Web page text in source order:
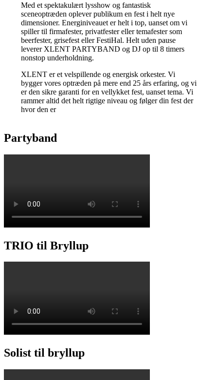
Med et spektakulært lysshow og fantastisk
sceneoptræden oplever publikum en fest i helt nye
dimensioner. Energiniveauet er helt i top, uanset om vi
spiller til firmafester, privatfester eller temafester som
beerfester, grisefest eller FestiHal. Helt uden pause
leverer XLENT PARTYBAND og DJ op til 8 timers
nonstop underholdning.
XLENT er et velspillende og energisk orkester. Vi
bygger vores optræden på mere end 25 års erfaring, og vi
er den sikre garanti for en vellykket fest, uanset tema. Vi
rammer altid det helt rigtige niveau og følger din fest der
hvor den er
Partyband
TRIO til Bryllup
Solist til bryllup